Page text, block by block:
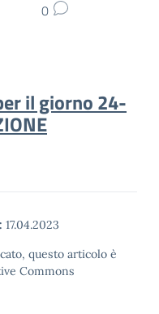
0
il giorno 24-
17.04.2023
questo articolo è
Commons